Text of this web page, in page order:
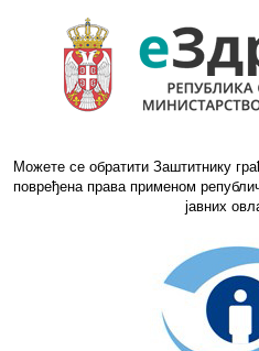
Можете се обратити Заштитнику
повређена права применом
јавних